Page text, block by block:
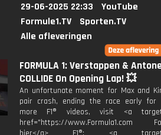
29-06-2025 22:33
YouTube
Formule1.TV
Sporten.TV
Alle afleveringen
FORMULA 1: Verstappen &
COLLIDE On Opening Lap! 💥
An unfortunate moment for Max and
pair crash, ending the race early for
more F1® videos, visit <a
href="https://www.Formula1.com